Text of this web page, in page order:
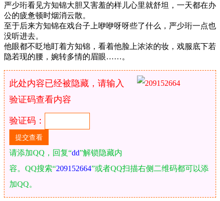
严少珩看见方知锦大胆又害羞的样儿心里就舒坦，一天都在办
公的疲惫顿时烟消云散。
至于后来方知锦在戏台子上咿咿呀呀些了什么，严少珩一点也
没听进去。
他眼都不眨地盯着方知锦，看着他脸上浓浓的妆，戏服底下若
隐若现的腰，婉转多情的眉眼……。
此处内容已经被隐藏，请输入
验证码查看内容
验证码：
请添加QQ，回复“dd”解锁隐藏内
容。QQ搜索“209152664”或者QQ扫描右侧二维码都可以添
加QQ。